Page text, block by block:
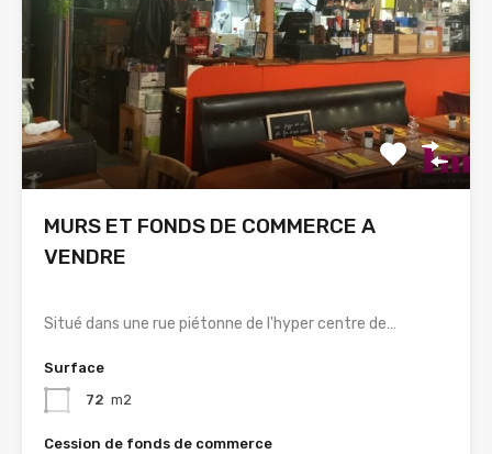
MURS ET FONDS DE COMMERCE A
VENDRE
Situé dans une rue piétonne de l'hyper centre de…
Surface
72 m2
Cession de fonds de commerce